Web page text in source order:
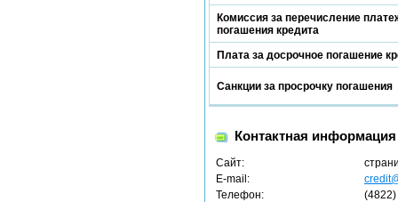
Комиссия за перечисление
погашения кредита
Плата за досрочное погашение
Санкции за просрочку погашения
Контактная информация
Сайт:
E-mail:
Телефон: